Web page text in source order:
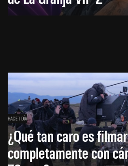
HACE 1 DÍA
¿Qué tan caro es
completamente con